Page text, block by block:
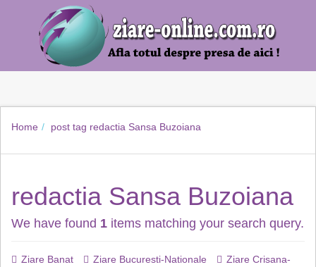
Home post tag redactia Sansa Buzoiana
redactia Sansa Buzoiana
We have found 1 items matching your search query.
Ziare Banat Ziare Bucuresti-Nationale
Ziare Crisana-